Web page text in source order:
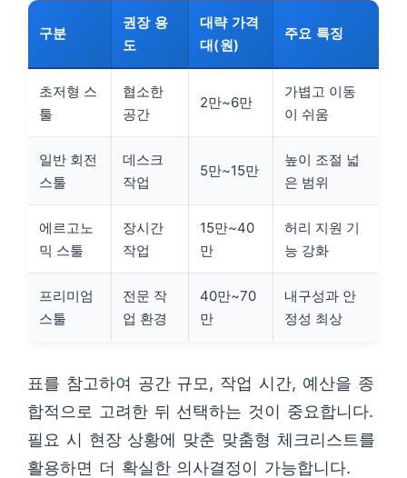
구분
권장 용
도
대략 가격
대(원)
주요 특징
초저형 스
툴
협소한
공간
2만~6만
가볍고 이동
이 쉬움
일반 회전
스툴
데스크
작업
5만~15만
높이 조절 넓
은 범위
에르고노
믹 스툴
장시간
작업
15만~40
만
허리 지원 기
능 강화
프리미엄
스툴
전문 작
업 환경
40만~70
만
내구성과 안
정성 최상
표를 참고하여 공간 규모, 작업 시간, 예산을 종
합적으로 고려한 뒤 선택하는 것이 중요합니다.
필요 시 현장 상황에 맞춘 맞춤형 체크리스트를
활용하면 더 확실한 의사결정이 가능합니다.